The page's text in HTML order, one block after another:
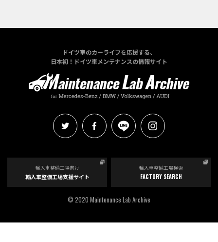
ドイツ車のカーライフを応援する、
日本初！ドイツ車メンテナンスの情報サイト
輸入車整備工場向け
輸入車整備工場支援サイト
輸入車整備工場検索
FACTORY SEARCH
© 2020 Maintenance Lab Archive